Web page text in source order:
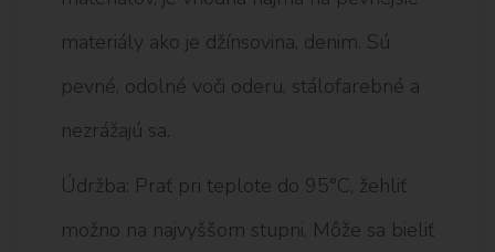
materiály ako je džínsovina, denim. Sú
pevné, odolné voči oderu, stálofarebné a
nezrážajú sa.
Údržba: Prať pri teplote do 95°C, žehliť
možno na najvyššom stupni, Môže sa bieliť